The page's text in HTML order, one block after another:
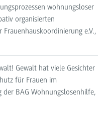
wohnungsloser
organisierten
e.V.,
Gewalt hat viele Gesichter
für Frauen im
BAG Wohnungslosenhilfe,